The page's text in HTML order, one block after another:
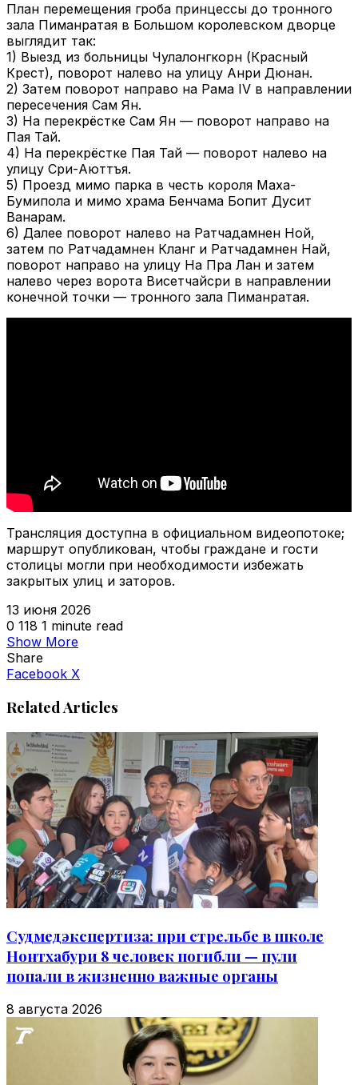
План перемещения гроба принцессы до тронного
зала Пиманратая в Большом королевском дворце
выглядит так:
1) Выезд из больницы Чулалонгкорн (Красный
Крест), поворот налево на улицу Анри Дюнан.
2) Затем поворот направо на Рама IV в направлении
пересечения Сам Ян.
3) На перекрёстке Сам Ян — поворот направо на
Пая Тай.
4) На перекрёстке Пая Тай — поворот налево на
улицу Сри-Аюттъя.
5) Проезд мимо парка в честь короля Маха-
Бумипола и мимо храма Бенчама Бопит Дусит
Ванарам.
6) Далее поворот налево на Ратчадамнен Ной,
затем по Ратчадамнен Кланг и Ратчадамнен Най,
поворот направо на улицу На Пра Лан и затем
налево через ворота Висетчайсри в направлении
конечной точки — тронного зала Пиманратая.
Трансляция доступна в официальном видеопотоке;
маршрут опубликован, чтобы граждане и гости
столицы могли при необходимости избежать
закрытых улиц и заторов.
13 июня 2026
0 118 1 minute read
Show More
Share
Facebook X
Related Articles
Судмедэкспертиза: при стрельбе в школе
Нонтхабури 8 человек погибли — пули
попали в жизненно важные органы
8 августа 2026